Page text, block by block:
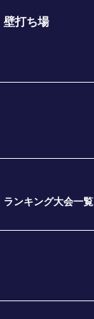
壁打ち場
ランキング大会一覧